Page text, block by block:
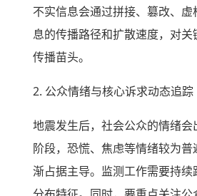
不实信息会通过拼接、篡改、
息的传播路径和扩散速度，对
传播苗头。
2. 公众情绪与核心诉求动态追踪
地震发生后，社会公众的情绪
阶段，恐慌、焦虑等情绪较为
渐占据主导。监测工作需要持